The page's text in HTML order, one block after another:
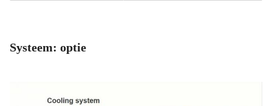
Systeem: optie